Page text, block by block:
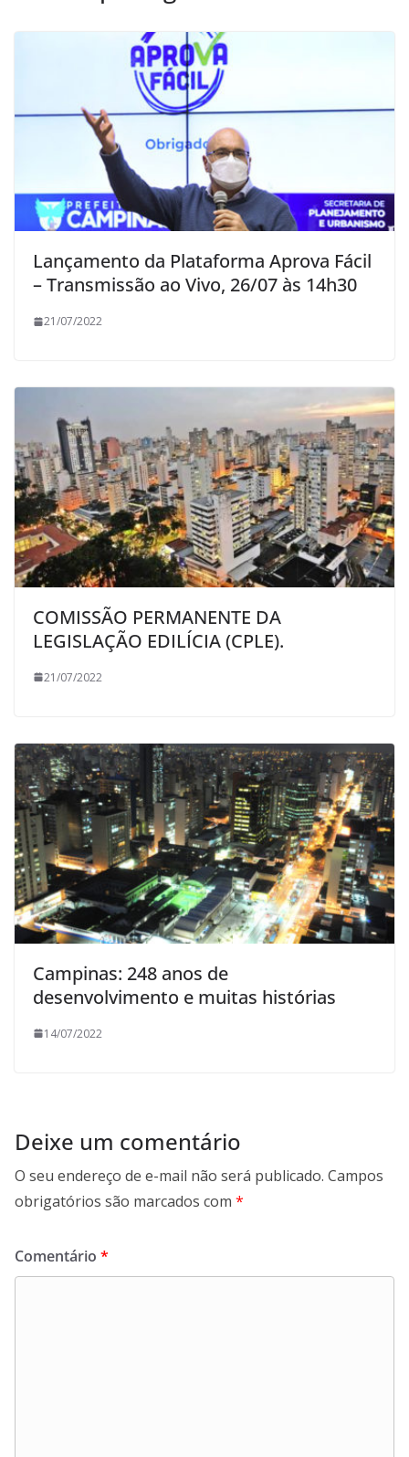
Lançamento da Plataforma Aprova Fácil
– Transmissão ao Vivo, 26/07 às 14h30
21/07/2022
COMISSÃO PERMANENTE DA
LEGISLAÇÃO EDILÍCIA (CPLE).
21/07/2022
Campinas: 248 anos de
desenvolvimento e muitas histórias
14/07/2022
Deixe um comentário
O seu endereço de e-mail não será publicado. Campos
obrigatórios são marcados com *
Comentário *